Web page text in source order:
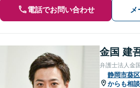
電話でお問い合わせ
金国 建
弁護士法人金
静岡市葵区
からも相談